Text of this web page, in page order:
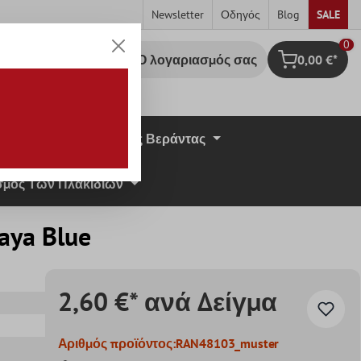
Newsletter Οδηγός Blog SALE
Ο λογαριασμός σας Καλάθι
0
0,00 €*
Πλάκες Βεράντας
Των Πλακιδίων
Blue
2,60 €* ανά Δείγμα
Αριθμός προϊόντος:RAN48103_muster